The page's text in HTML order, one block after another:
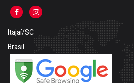
Itajaí/SC
Brasil